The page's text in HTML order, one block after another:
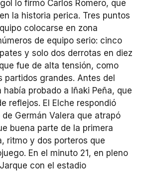
lo firmó Carlos Romero, que
la historia perica. Tres puntos
colocarse en zona
de equipo serio: cinco
y solo dos derrotas en diez
fue de alta tensión, como
partidos grandes. Antes del
probado a Iñaki Peña, que
reflejos. El Elche respondió
Germán Valera que atrapó
buena parte de la primera
ritmo y dos porteros que
En el minuto 21, en pleno
con el estadio